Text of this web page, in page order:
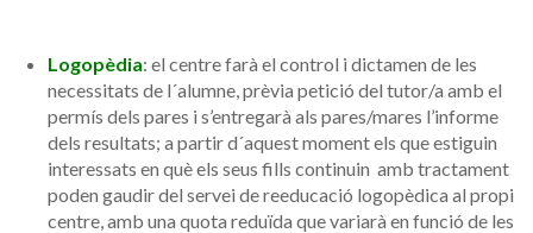
Logopèdia: el centre farà el control i dictamen de les
necessitats de l´alumne, prèvia petició del tutor/a amb el
permís dels pares i s’entregarà als pares/mares l’informe
dels resultats; a partir d´aquest moment els que estiguin
interessats en què els seus fills continuin amb tractament
poden gaudir del servei de reeducació logopèdica al propi
centre, amb una quota reduïda que variarà en funció de les